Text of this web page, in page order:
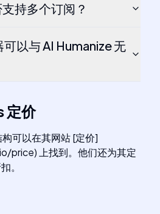
持多个订阅？
以与 AI Humanize 无
定价
可以在其网站 [定价]
price) 上找到。他们还为其定
。